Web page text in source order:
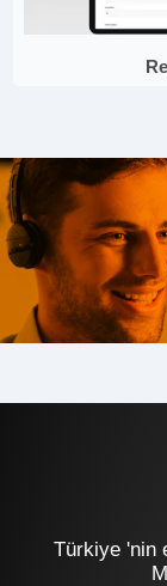
Türkiye 'nin